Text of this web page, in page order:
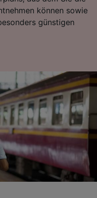
können sowie
günstigen
von